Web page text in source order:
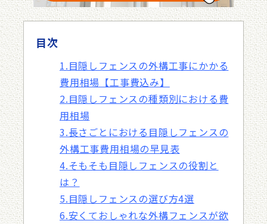
目次
1.目隠しフェンスの外構工事にかかる
費用相場【工事費込み】
2.目隠しフェンスの種類別における費
用相場
3.長さごとにおける目隠しフェンスの
外構工事費用相場の早見表
4.そもそも目隠しフェンスの役割と
は？
5.目隠しフェンスの選び方4選
6.安くておしゃれな外構フェンスが欲